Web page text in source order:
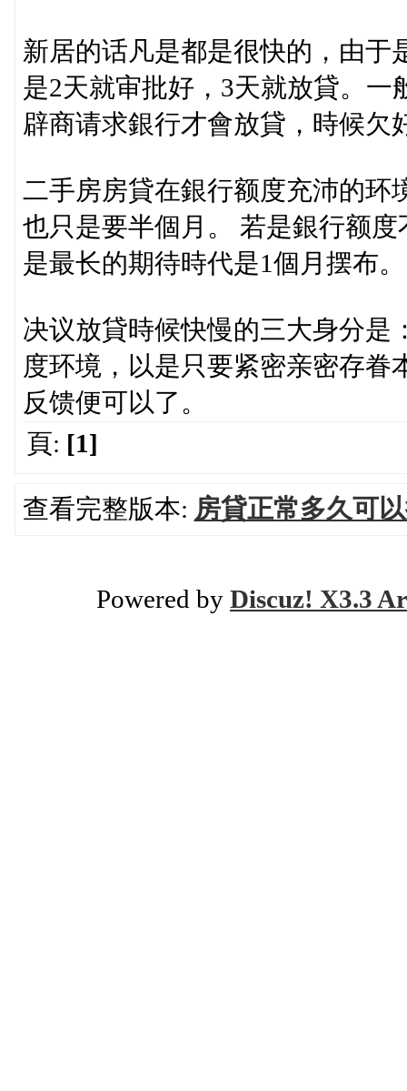
新居的话凡是都是很快的，由于
是2天就审批好，3天就放貸。
辟商请求銀行才會放貸，時候欠
二手房房貸在銀行额度充沛的环
也只是要半個月。 若是銀行额
是最长的期待時代是1個月摆布。
决议放貸時候快慢的三大身分是
度环境，以是只要紧密亲密存眷
反馈便可以了。
頁: [1]
查看完整版本: 房貸正常多久可
Powered by Discuz! X3.3